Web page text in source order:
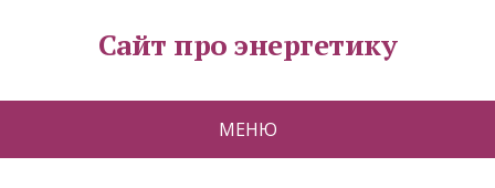
Сайт про энергетику
МЕНЮ